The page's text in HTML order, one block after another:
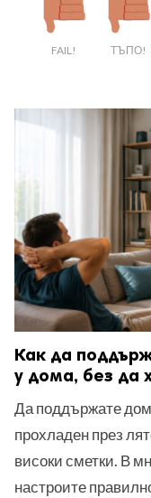
FAIL! ТЪПО!
Как да
у дома, без да
Да поддържате
прохладен през
високи сметки. В
настроите